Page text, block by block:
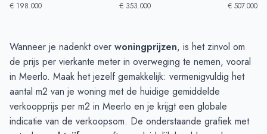
€ 198.000 € 353.000 € 507.000
Huizenprijzen in Meerlo- Afgelopen 3 maanden
Type
Bedrag
Vraagprijs in euro's
€ 457.083
Verkoopprijs in euro's
€ 414.375
Wanneer je nadenkt over woningprijzen, is het zinvol om
de prijs per vierkante meter in overweging te nemen, vooral
in Meerlo. Maak het jezelf gemakkelijk: vermenigvuldig het
aantal m2 van je woning met de huidige gemiddelde
verkoopprijs per m2 in Meerlo en je krijgt een globale
indicatie van de verkoopsom. De onderstaande grafiek met